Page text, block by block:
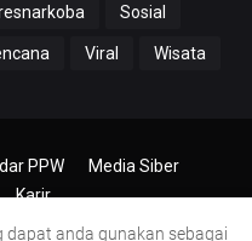
Sosial
Viral Wisata
Inti Media
PPW
Media Siber
Karir
anda gunakan sebagai